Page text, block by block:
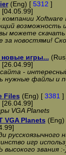
(Eng) [ 5312 ]
[04.05.99]
Xoftware
возможность
можете
новостями!
новые игры...
[26.04.99]
-
нужные файлы и
Files (Eng) [ 3381 ]
[26.04.99]
VGA Planets
VGA Planets
русскоязычного
игр
звания :-